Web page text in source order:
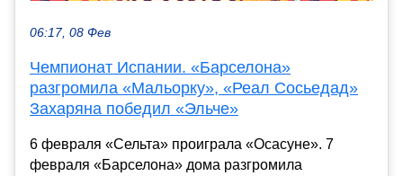
06:17, 08 Фев
Чемпионат Испании. «Барселона»
разгромила «Мальорку», «Реал Сосьедад»
Захаряна победил «Эльче»
6 февраля «Сельта» проиграла «Осасуне». 7
февраля «Барселона» дома разгромила